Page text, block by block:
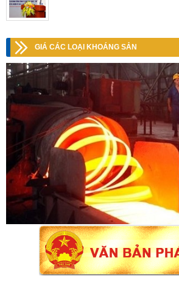
GIÁ CÁC LOẠI KHOÁNG SẢN